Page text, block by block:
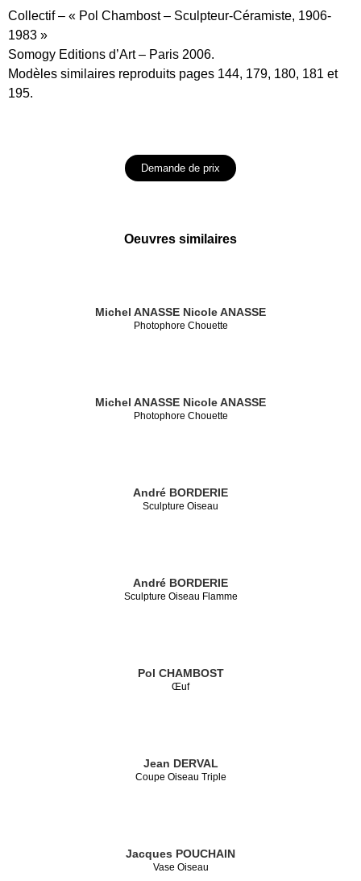
Collectif – « Pol Chambost – Sculpteur-Céramiste, 1906-
1983 »
Somogy Editions d’Art – Paris 2006.
Modèles similaires reproduits pages 144, 179, 180, 181 et
195.
Demande de prix
Oeuvres similaires
Michel ANASSE Nicole ANASSE
Photophore Chouette
Michel ANASSE Nicole ANASSE
Photophore Chouette
André BORDERIE
Sculpture Oiseau
André BORDERIE
Sculpture Oiseau Flamme
Pol CHAMBOST
Œuf
Jean DERVAL
Coupe Oiseau Triple
Jacques POUCHAIN
Vase Oiseau